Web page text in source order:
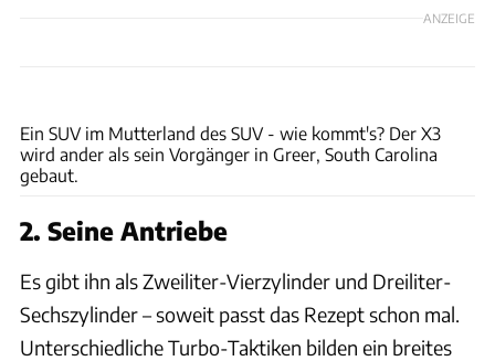
ANZEIGE
Ein SUV im Mutterland des SUV - wie kommt's? Der X3
wird ander als sein Vorgänger in Greer, South Carolina
gebaut.
2. Seine Antriebe
Es gibt ihn als Zweiliter-Vierzylinder und Dreiliter-
Sechszylinder – soweit passt das Rezept schon mal.
Unterschiedliche Turbo-Taktiken bilden ein breites